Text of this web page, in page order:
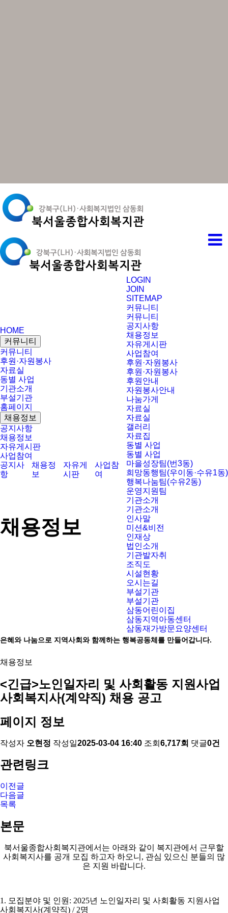
LOGIN
JOIN
SITEMAP
커뮤니티
커뮤니티
공지사항
채용정보
자유게시판
사업참여
후원·자원봉사
후원·자원봉사
후원안내
자원봉사안내
나눔가게
자료실
자료실
갤러리
자료집
동별 사업
동별 사업
마을성장팀(번3동)
희망동행팀(우이동·수유1동)
행복나눔팀(수유2동)
운영지원팀
기관소개
기관소개
인사말
미션&비전
인재상
법인소개
기관발자취
조직도
시설현황
오시는길
부설기관
부설기관
삼동어린이집
삼동지역아동센터
삼동재가방문요양센터
HOME
커뮤니티
커뮤니티
후원·자원봉사
자료실
동별 사업
기관소개
부설기관
홈페이지
채용정보
공지사항
채용정보
자유게시판
사업참여
공지사
항
채용정
보
자유게
시판
사업참
여
채용정보
은혜와 나눔으로 지역사회와 함께하는 행복공동체를 만들어갑니다.
채용정보
<긴급>노인일자리 및 사회활동 지원사업
사회복지사(계약직) 채용 공고
페이지 정보
작성자 오현정 작성일2025-03-04 16:40 조회 6,717회 댓글0건
관련링크
이전글
다음글
목록
본문
북서울종합사회복지관에서는 아래와 같이 복지관에서 근무할
사회복지사를 공개 모집 하고자 하오니 , 관심 있으신 분들의 많
은 지원 바랍니다.
1. 모집분야 및 인원 : 2025년 노인일자리 및 사회활동 지원사업
사회복지사(계약직) / 2명